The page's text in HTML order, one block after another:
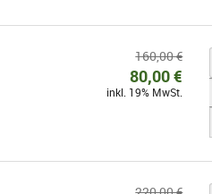
Ursprünglicher
Preis:
160,00 €
Neuer
Preis:
80,00 €
inkl. 19% MwSt.